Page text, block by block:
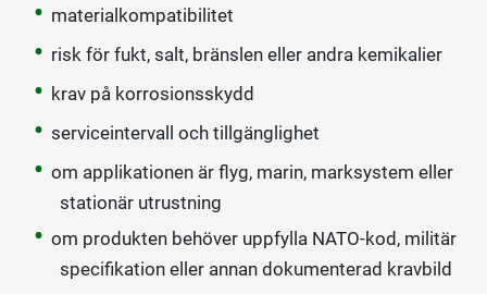
materialkompatibilitet
risk för fukt, salt, bränslen eller andra kemikalier
krav på korrosionsskydd
serviceintervall och tillgänglighet
om applikationen är flyg, marin, marksystem eller
stationär utrustning
om produkten behöver uppfylla NATO-kod, militär
specifikation eller annan dokumenterad kravbild